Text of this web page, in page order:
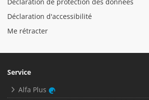
Déclaration d'accessibilité
Me rétracter
Service
Alfa Plus